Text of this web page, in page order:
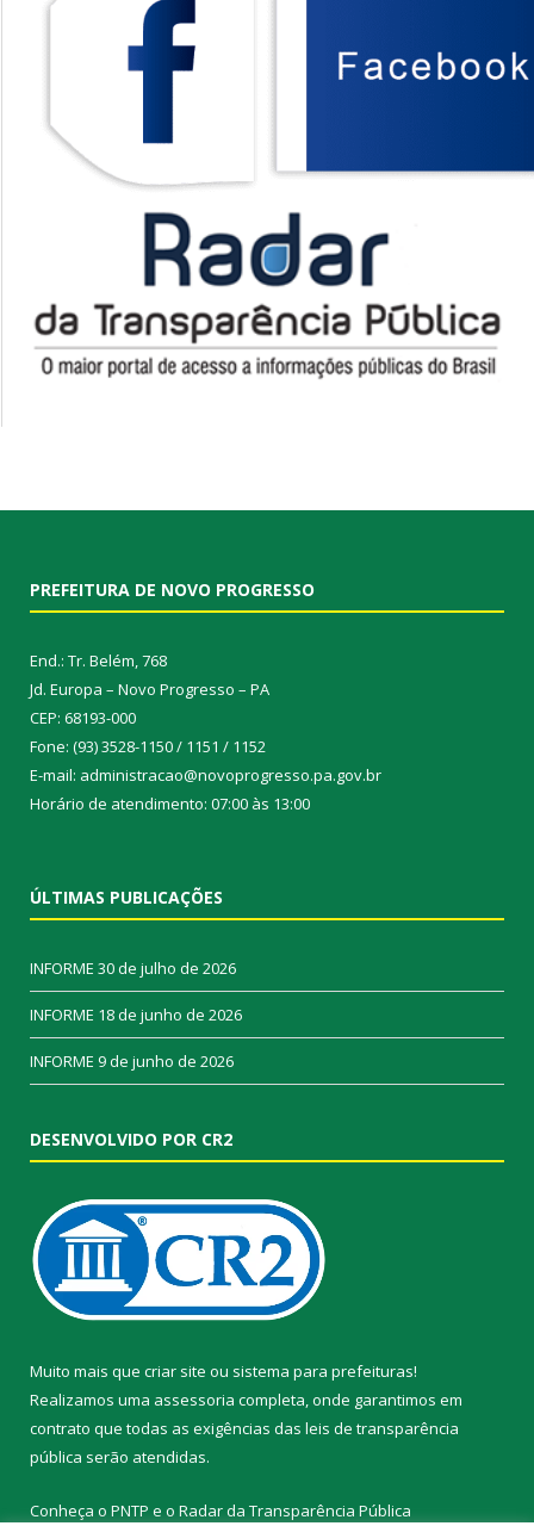
PREFEITURA DE NOVO PROGRESSO
End.: Tr. Belém, 768
Jd. Europa – Novo Progresso – PA
CEP: 68193-000
Fone: (93) 3528-1150 / 1151 / 1152
E-mail: administracao@novoprogresso.pa.gov.br
Horário de atendimento: 07:00 às 13:00
ÚLTIMAS PUBLICAÇÕES
INFORME 30 de julho de 2026
INFORME 18 de junho de 2026
INFORME 9 de junho de 2026
DESENVOLVIDO POR CR2
Muito mais que criar site ou sistema para prefeituras!
Realizamos uma assessoria completa, onde garantimos em
contrato que todas as exigências das leis de transparência
pública serão atendidas.
Conheça o PNTP e o Radar da Transparência Pública